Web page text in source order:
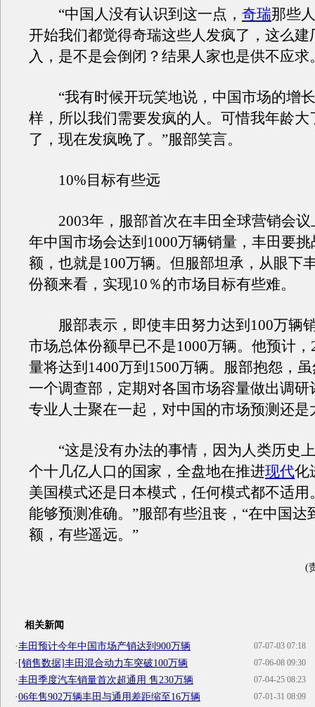
“中国人没有认识到这一点， 奇瑞那些
开始我们都觉得奇瑞这些人发疯了，这么建
入，是不是会倒闭？结果人家也是供不应求
“我有时候开玩笑地说，中国市场的增
样，所以我们需要发疯的人。可惜我年龄大
了，现在发疯晚了。”服部笑言。
10%目标有些远
2003年，服部首次在丰田全球营销会议
年中国市场会达到1000万辆销量，丰田要挑
额，也就是100万辆。但服部坦承，从眼下
份额来看，实现10％的市场目标有些难。
服部表示，即使丰田努力达到100万辆
市场总体份额早已不是1000万辆。他预计，
量将达到1400万到1500万辆。服部抱怨，
一个调查部，定期对各国市场容量做出调研
专业人士聚在一起，对中国的市场预测还是
“这是没有办法的事情，因为人类历史
个十几亿人口的国家，全盘地在推进现代化
美国模式还是日本模式，任何模式都不适用
能够预测准确。”服部有些沮丧，“在中国达
额，有些遥远。”
(
相关新闻
07-07-03 07:18
·丰田预计今年中国市场产销达到900万辆
07-06-08 09:30
·[销售数据]丰田混合动力车突破100万辆
07-04-25 08:23
·丰田季度汽车销量首次超通用 售230万辆
07-01-31 08:09
·06年售902万辆丰田与通用差距缩至16万辆